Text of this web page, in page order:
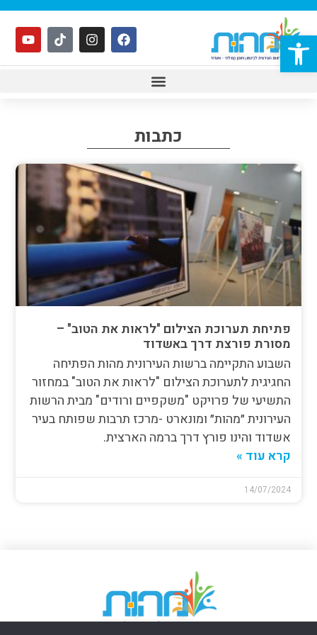
פתח סרגל נגישות
כתבות
פתיחת תערוכת הצילום "לראות את הטוב" –
מסורת פורצת דרך באשדוד
השבוע התקיימה ברשות העירונית מהות הפתיחה
החגיגית לתערוכת הצילום "לראות את הטוב" במחזור
התשיעי של פרויקט "משקפיים ורודים" מבית הרשות
העירונית ״מהות״ ומונארט -מרכז תרבות שפותח בעיר
אשדוד והינו פורץ דרך ברמה הארצית.
קרא עוד »
14/07/2024